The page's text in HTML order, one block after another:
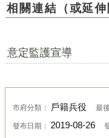
相關連結（或延伸
意定監護宣導
市府分類： 戶籍兵役 最
發布日期： 2019-08-26